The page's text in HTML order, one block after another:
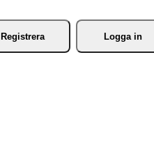
Registrera
Logga in